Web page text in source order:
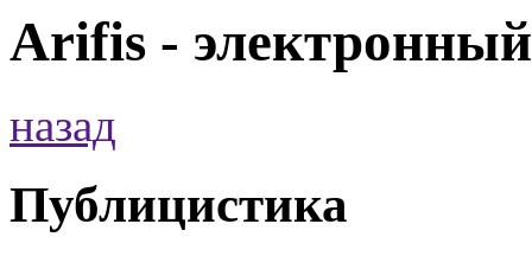
Arifis -
назад
Публицистика